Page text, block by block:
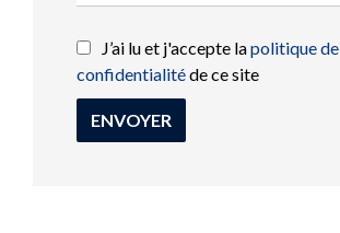
J’ai lu et j'accepte lapolitique de
confidentialitéde ce site
ENVOYER